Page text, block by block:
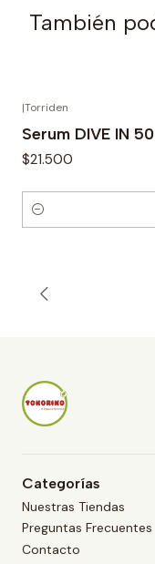
También
|Torriden
Serum DIVE IN
$21.500
d
Categorías
Nuestras Tiendas
Preguntas Frecuentes
Contacto